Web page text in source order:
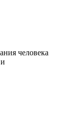
человека